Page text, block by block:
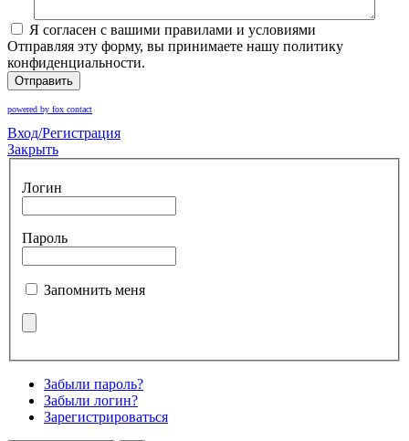
Я согласен с вашими правилами и условиями
Отправляя эту форму, вы принимаете нашу политику
конфиденциальности.
Отправить
powered by fox contact
Вход/Регистрация
Закрыть
Логин
Пароль
Запомнить меня
Забыли пароль?
Забыли логин?
Зарегистрироваться